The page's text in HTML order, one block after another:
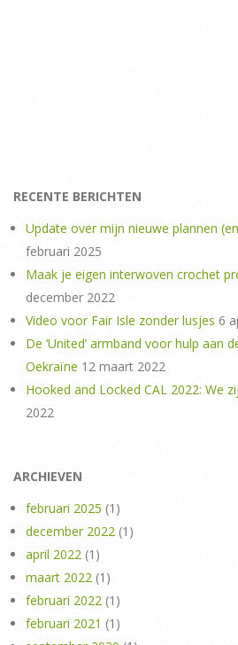
RECENTE BERICHTEN
Update over mijn nieuwe plannen
februari 2025
Maak je eigen interwoven crochet
december 2022
Video voor Fair Isle zonder lusjes 6
De ‘United’ armband voor hulp aan
Oekraïne 12 maart 2022
Hooked and Locked CAL 2022: We
2022
ARCHIEVEN
februari 2025 (1)
december 2022 (1)
april 2022 (1)
maart 2022 (1)
februari 2022 (1)
februari 2021 (1)